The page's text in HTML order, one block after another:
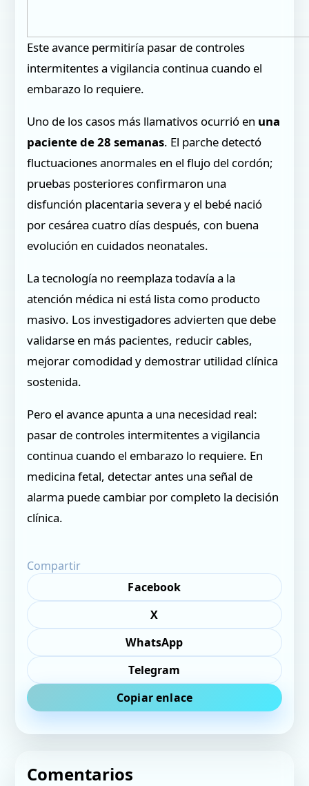
Este avance permitiría pasar de controles
intermitentes a vigilancia continua cuando el
embarazo lo requiere.
Uno de los casos más llamativos ocurrió en una
paciente de 28 semanas. El parche detectó
fluctuaciones anormales en el flujo del cordón;
pruebas posteriores confirmaron una
disfunción placentaria severa y el bebé nació
por cesárea cuatro días después, con buena
evolución en cuidados neonatales.
La tecnología no reemplaza todavía a la
atención médica ni está lista como producto
masivo. Los investigadores advierten que debe
validarse en más pacientes, reducir cables,
mejorar comodidad y demostrar utilidad clínica
sostenida.
Pero el avance apunta a una necesidad real:
pasar de controles intermitentes a vigilancia
continua cuando el embarazo lo requiere. En
medicina fetal, detectar antes una señal de
alarma puede cambiar por completo la decisión
clínica.
Compartir
Facebook
X
WhatsApp
Telegram
Copiar enlace
Comentarios